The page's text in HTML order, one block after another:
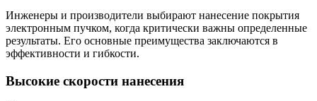
Инженеры и производители выбирают нанесение покрытия
электронным пучком, когда критически важны определенные
результаты. Его основные преимущества заключаются в
эффективности и гибкости.
Высокие скорости нанесения